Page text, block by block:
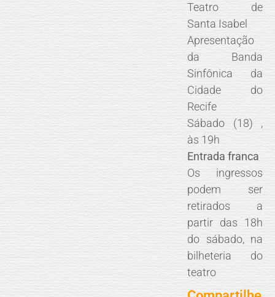
Teatro de
Santa Isabel
Apresentação
da Banda
Sinfônica da
Cidade do
Recife
Sábado (18) ,
às 19h
Entrada franca
Os ingressos
podem ser
retirados a
partir das 18h
do sábado, na
bilheteria do
teatro